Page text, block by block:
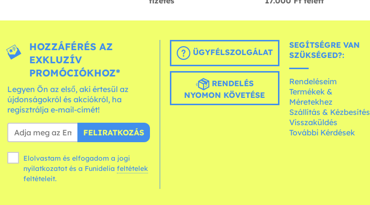
HOZZÁFÉRÉS AZ
EXKLUZÍV
PROMÓCIÓKHOZ*
Legyen Ön az első, aki értesül az
újdonságokról és akciókról, ha
regisztrálja e-mail-címét!
FELIRATKOZÁS
Elolvastam és elfogadom a jogi
nyilatkozatot és a Funidelia feltételek
feltételeit.
ÜGYFÉLSZOLGÁLAT
RENDELÉS
NYOMON KÖVETÉSE
SEGÍTSÉGRE VAN
SZÜKSÉGED?:
Rendeléseim
Termékek &
Méretekhez
Szállítás & Kézbesítés
Visszaküldés
További Kérdések